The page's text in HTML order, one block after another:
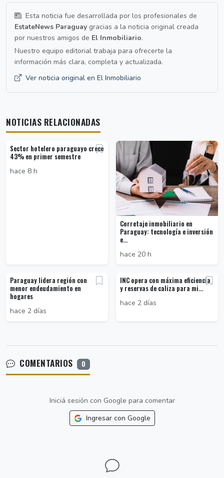
Esta noticia fue desarrollada por los profesionales de
EstateNews Paraguay gracias a la noticia original creada
por nuestros amigos de El Inmobiliario.
Nuestro equipo editorial trabaja para ofrecerte la
información más clara, completa y actualizada.
Ver noticia original en El Inmobiliario
NOTICIAS RELACIONADAS
Sector hotelero paraguayo crece
43% en primer semestre
hace 8 h
Corretaje inmobiliario en
Paraguay: tecnología e inversión
e...
hace 20 h
Paraguay lidera región con
menor endeudamiento en
hogares
hace 2 días
INC opera con máxima eficiencia
y reservas de caliza para mi...
hace 2 días
COMENTARIOS 0
Iniciá sesión con Google para comentar
Ingresar con Google